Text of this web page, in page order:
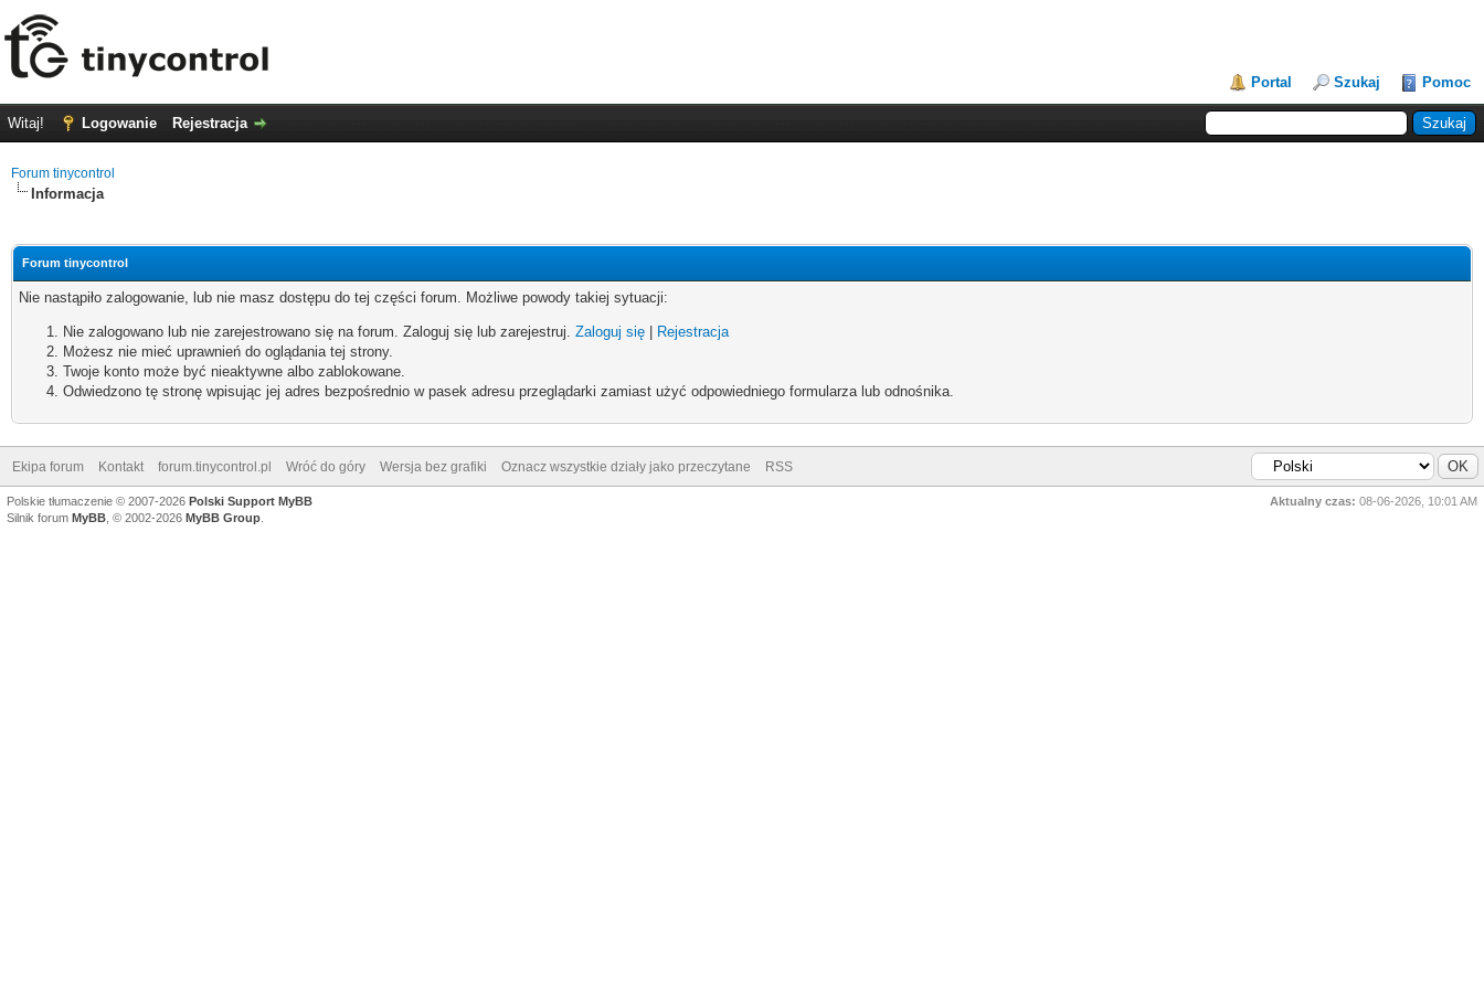
Portal Szukaj Pomoc
Witaj! Logowanie Rejestracja
Forum tinycontrol
Informacja
Forum tinycontrol
Nie nastąpiło zalogowanie, lub nie masz dostępu do tej części forum. Możliwe powody takiej sytuacji:
Nie zalogowano lub nie zarejestrowano się na forum. Zaloguj się lub zarejestruj. Zaloguj się
Rejestracja
Możesz nie mieć uprawnień do oglądania tej strony.
Twoje konto może być nieaktywne albo zablokowane.
Odwiedzono tę stronę wpisując jej adres bezpośrednio w pasek adresu przeglądarki zamiast użyć odpowiedniego formularza lub odnośnika.
Ekipa forum Kontakt forum.tinycontrol.pl Wróć do góry Wersja bez grafiki Oznacz wszystkie działy jako przeczytane RSS
Aktualny czas: 08-06-2026, 10:01 AM
Polskie tłumaczenie © 2007-2026 Polski Support MyBB
Silnik forum MyBB , © 2002-2026 MyBB Group